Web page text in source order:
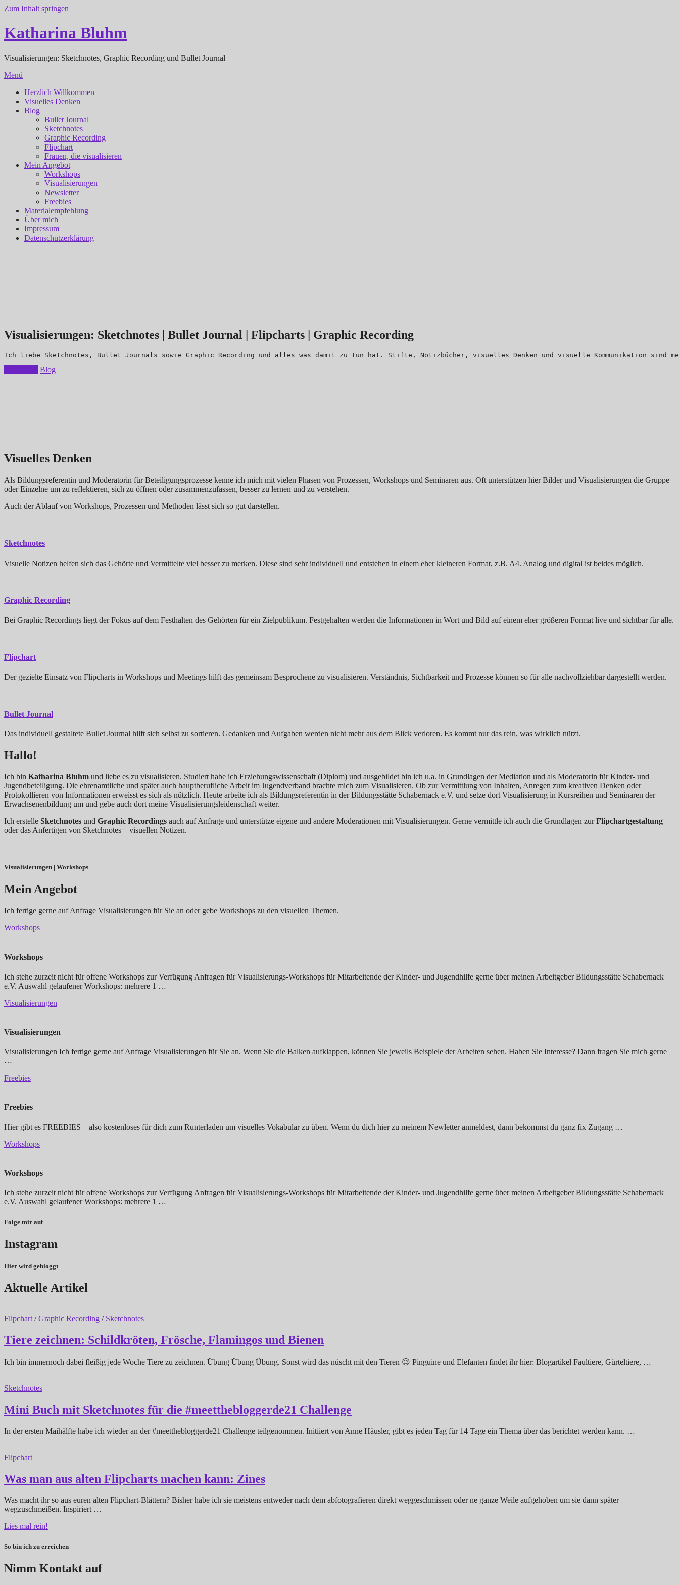
Zum Inhalt springen
Katharina Bluhm
Visualisierungen: Sketchnotes, Graphic Recording und Bullet Journal
Menü
Herzlich Willkommen
Visuelles Denken
Blog
Bullet Journal
Sketchnotes
Graphic Recording
Flipchart
Frauen, die visualisieren
Mein Angebot
Workshops
Visualisierungen
Newsletter
Freebies
Materialempfehlung
Über mich
Impressum
Datenschutzerklärung
Visualisierungen: Sketchnotes | Bullet Journal | Flipcharts | Graphic Recording
Ich liebe Sketchnotes, Bullet Journals sowie Graphic Recording und alles was damit zu tun hat. Stifte, Notizbücher, visuelles Denken und visuelle Kommunikation sind
Blog
Visuelles Denken
Als Bildungsreferentin und Moderatorin für Beteiligungsprozesse kenne ich mich mit vielen Phasen von Prozessen, Workshops und Seminaren aus. Oft unterstützen hier Bilder und Visualisierungen die Gruppe
oder Einzelne um zu reflektieren, sich zu öffnen oder zusammenzufassen, besser zu lernen und zu verstehen.
Auch der Ablauf von Workshops, Prozessen und Methoden lässt sich so gut darstellen.
Sketchnotes
Visuelle Notizen helfen sich das Gehörte und Vermittelte viel besser zu merken. Diese sind sehr individuell und entstehen in einem eher kleineren Format, z.B. A4. Analog und digital ist beides möglich.
Graphic Recording
Bei Graphic Recordings liegt der Fokus auf dem Festhalten des Gehörten für ein Zielpublikum. Festgehalten werden die Informationen in Wort und Bild auf einem eher größeren Format live und sichtbar für alle.
Flipchart
Der gezielte Einsatz von Flipcharts in Workshops und Meetings hilft das gemeinsam Besprochene zu visualisieren. Verständnis, Sichtbarkeit und Prozesse können so für alle nachvollziehbar dargestellt werden.
Bullet Journal
Das individuell gestaltete Bullet Journal hilft sich selbst zu sortieren. Gedanken und Aufgaben werden nicht mehr aus dem Blick verloren. Es kommt nur das rein, was wirklich nützt.
Hallo!
Ich bin Katharina Bluhm und liebe es zu visualisieren. Studiert habe ich Erziehungswissenschaft (Diplom) und ausgebildet bin ich u.a. in Grundlagen der Mediation und als Moderatorin für Kinder- und
Jugendbeteiligung. Die ehrenamtliche und später auch hauptberufliche Arbeit im Jugendverband brachte mich zum Visualisieren. Ob zur Vermittlung von Inhalten, Anregen zum kreativen Denken oder
Protokollieren von Informationen erweisst es sich als nützlich. Heute arbeite ich als Bildungsreferentin in der Bildungsstätte Schabernack e.V. und setze dort Visualisierung in Kursreihen und Seminaren der
Erwachsenenbildung um und gebe auch dort meine Visualisierungsleidenschaft weiter.
Ich erstelle Sketchnotes und Graphic Recordings auch auf Anfrage und unterstütze eigene und andere Moderationen mit Visualisierungen. Gerne vermittle ich auch die Grundlagen zurFlipchartgestaltung
oder das Anfertigen von Sketchnotes – visuellen Notizen.
Visualisierungen | Workshops
Mein Angebot
Ich fertige gerne auf Anfrage Visualisierungen für Sie an oder gebe Workshops zu den visuellen Themen.
Workshops
Workshops
Ich stehe zurzeit nicht für offene Workshops zur Verfügung Anfragen für Visualisierungs-Workshops für Mitarbeitende der Kinder- und Jugendhilfe gerne über meinen Arbeitgeber Bildungsstätte Schabernack
e.V. Auswahl gelaufener Workshops: mehrere 1 …
Visualisierungen
Visualisierungen
Visualisierungen Ich fertige gerne auf Anfrage Visualisierungen für Sie an. Wenn Sie die Balken aufklappen, können Sie jeweils Beispiele der Arbeiten sehen. Haben Sie Interesse? Dann fragen Sie mich gerne
…
Freebies
Freebies
Hier gibt es FREEBIES – also kostenloses für dich zum Runterladen um visuelles Vokabular zu üben. Wenn du dich hier zu meinem Newletter anmeldest, dann bekommst du ganz fix Zugang …
Workshops
Workshops
Ich stehe zurzeit nicht für offene Workshops zur Verfügung Anfragen für Visualisierungs-Workshops für Mitarbeitende der Kinder- und Jugendhilfe gerne über meinen Arbeitgeber Bildungsstätte Schabernack
e.V. Auswahl gelaufener Workshops: mehrere 1 …
Folge mir auf
Instagram
Hier wird gebloggt
Aktuelle Artikel
Flipchart /Graphic Recording / Sketchnotes
Tiere zeichnen: Schildkröten, Frösche, Flamingos und Bienen
Ich bin immernoch dabei fleißig jede Woche Tiere zu zeichnen. Übung Übung Übung. Sonst wird das nüscht mit den Tieren 😉 Pinguine und Elefanten findet ihr hier: Blogartikel Faultiere, Gürteltiere, …
Sketchnotes
Mini Buch mit Sketchnotes für die #meetthebloggerde21 Challenge
In der ersten Maihälfte habe ich wieder an der #meetthebloggerde21 Challenge teilgenommen. Initiiert von Anne Häusler, gibt es jeden Tag für 14 Tage ein Thema über das berichtet werden kann. …
Flipchart
Was man aus alten Flipcharts machen kann: Zines
Was macht ihr so aus euren alten Flipchart-Blättern? Bisher habe ich sie meistens entweder nach dem abfotografieren direkt weggeschmissen oder ne ganze Weile aufgehoben um sie dann später
wegzuschmeißen. Inspiriert …
Lies mal rein!
So bin ich zu erreichen
Nimm Kontakt auf